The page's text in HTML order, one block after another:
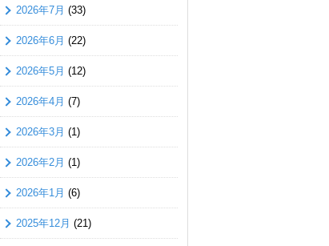
2026年7月 (33)
2026年6月 (22)
2026年5月 (12)
2026年4月 (7)
2026年3月 (1)
2026年2月 (1)
2026年1月 (6)
2025年12月 (21)